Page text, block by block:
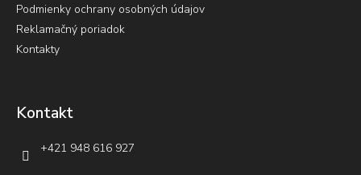
Podmienky ochrany osobných údajov
Reklamačný poriadok
Kontakty
Kontakt
+421 948 616 927